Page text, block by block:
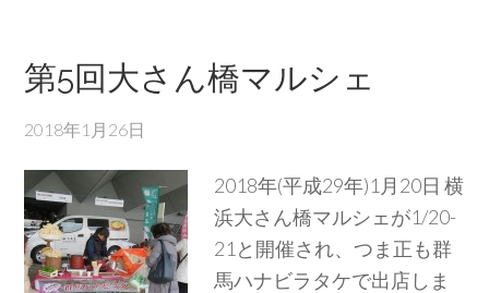
第5回大さん橋マルシェ
2018年1月26日
2018年(平成29年)1月20日 横
浜大さん橋マルシェが1/20-
21と開催され、つま正も群
馬ハナビラタケで出店しま